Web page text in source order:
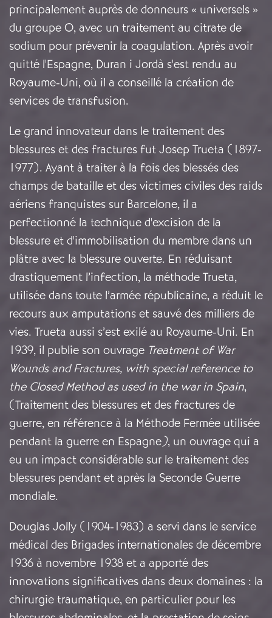
principalement auprès de donneurs « universels »
du groupe O, avec un traitement au citrate de
sodium pour prévenir la coagulation. Après avoir
quitté l'Espagne, Duran i Jordà s'est rendu au
Royaume-Uni, où il a conseillé la création de
services de transfusion.
Le grand innovateur dans le traitement des
blessures et des fractures fut Josep Trueta (1897-
1977). Ayant à traiter à la fois des blessés des
champs de bataille et des victimes civiles des raids
aériens franquistes sur Barcelone, il a
perfectionné la technique d'excision de la
blessure et d'immobilisation du membre dans un
plâtre avec la blessure ouverte. En réduisant
drastiquement l’infection, la méthode Trueta,
utilisée dans toute l’armée républicaine, a réduit le
recours aux amputations et sauvé des milliers de
vies. Trueta aussi s’est exilé au Royaume-Uni. En
1939, il publie son ouvrage Treatment of War
Wounds and Fractures, with special reference to
the Closed Method as used in the war in Spain,
(Traitement des blessures et des fractures de
guerre, en référence à la Méthode Fermée utilisée
pendant la guerre en Espagne), un ouvrage qui a
eu un impact considérable sur le traitement des
blessures pendant et après la Seconde Guerre
mondiale.
Douglas Jolly (1904-1983) a servi dans le service
médical des Brigades internationales de décembre
1936 à novembre 1938 et a apporté des
innovations significatives dans deux domaines : la
chirurgie traumatique, en particulier pour les